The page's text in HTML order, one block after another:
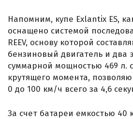
Напомним, купе Exlantix ES,
оснащено системой
REEV, основу которой
бензиновый двигатель и два
суммарной мощностью 469 л.
крутящего момента,
0 до 100 км/ч всего за 4,6
За счет батареи емкостью 40